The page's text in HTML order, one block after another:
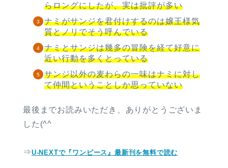
らロングにしたが、実は批評が多い
ナミがサンジを君付けするのは嬢王様気
質とノリでそう呼んでいる
ナミとサンジは幾多の冒険を経て好意に
近い行動を多くとっている
サンジ以外の麦わらの一味はナミに対し
て仲間ということしか思っていない
最後までお読みいただき、ありがとうございま
した(^^
⇒U-NEXTで『ワンピース』最新刊を無料で読む